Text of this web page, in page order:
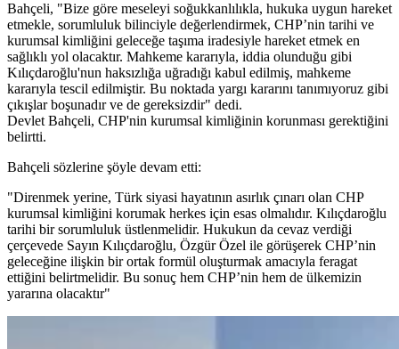
Bahçeli, "Bize göre meseleyi soğukkanlılıkla, hukuka uygun hareket
etmekle, sorumluluk bilinciyle değerlendirmek, CHP’nin tarihi ve
kurumsal kimliğini geleceğe taşıma iradesiyle hareket etmek en
sağlıklı yol olacaktır. Mahkeme kararıyla, iddia olunduğu gibi
Kılıçdaroğlu'nun haksızlığa uğradığı kabul edilmiş, mahkeme
kararıyla tescil edilmiştir. Bu noktada yargı kararını tanımıyoruz gibi
çıkışlar boşunadır ve de gereksizdir" dedi.
Devlet Bahçeli, CHP'nin kurumsal kimliğinin korunması gerektiğini
belirtti.
Bahçeli sözlerine şöyle devam etti:
"Direnmek yerine, Türk siyasi hayatının asırlık çınarı olan CHP
kurumsal kimliğini korumak herkes için esas olmalıdır. Kılıçdaroğlu
tarihi bir sorumluluk üstlenmelidir. Hukukun da cevaz verdiği
çerçevede Sayın Kılıçdaroğlu, Özgür Özel ile görüşerek CHP’nin
geleceğine ilişkin bir ortak formül oluşturmak amacıyla feragat
ettiğini belirtmelidir. Bu sonuç hem CHP’nin hem de ülkemizin
yararına olacaktır"